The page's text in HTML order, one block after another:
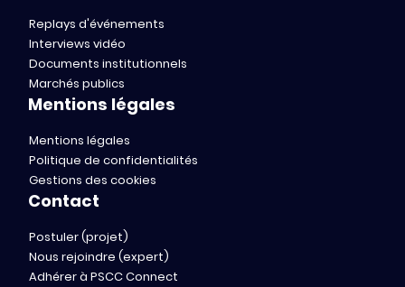
Replays d'événements
Interviews vidéo
Documents institutionnels
Marchés publics
Mentions légales
Mentions légales
Politique de confidentialités
Gestions des cookies
Contact
Postuler (projet)
Nous rejoindre (expert)
Adhérer à PSCC Connect